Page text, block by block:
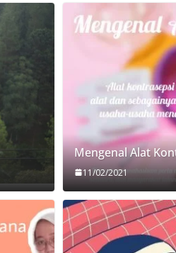
Mengenal Alat
11/02/2021